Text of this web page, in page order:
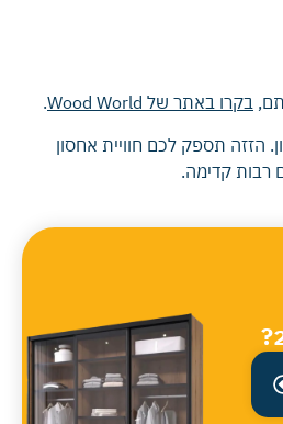
בקרו באתר של Wood World
.
הזזה תספק לכם חוויית אחסון
רבות קדימה.